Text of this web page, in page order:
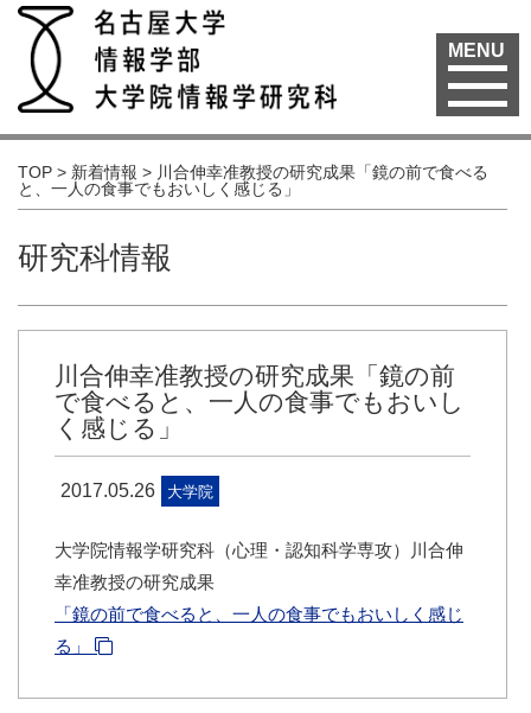
MENU
TOP > 新着情報 > 川合伸幸准教授の研究成果「鏡の前で食べる
と、一人の食事でもおいしく感じる」
研究科情報
川合伸幸准教授の研究成果「鏡の前
で食べると、一人の食事でもおいし
く感じる」
2017.05.26 大学院
大学院情報学研究科（心理・認知科学専攻）川合伸
幸准教授の研究成果
「鏡の前で食べると、一人の食事でもおいしく感じ
る」